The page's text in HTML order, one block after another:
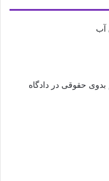
آب
حقوقی در دادگاه